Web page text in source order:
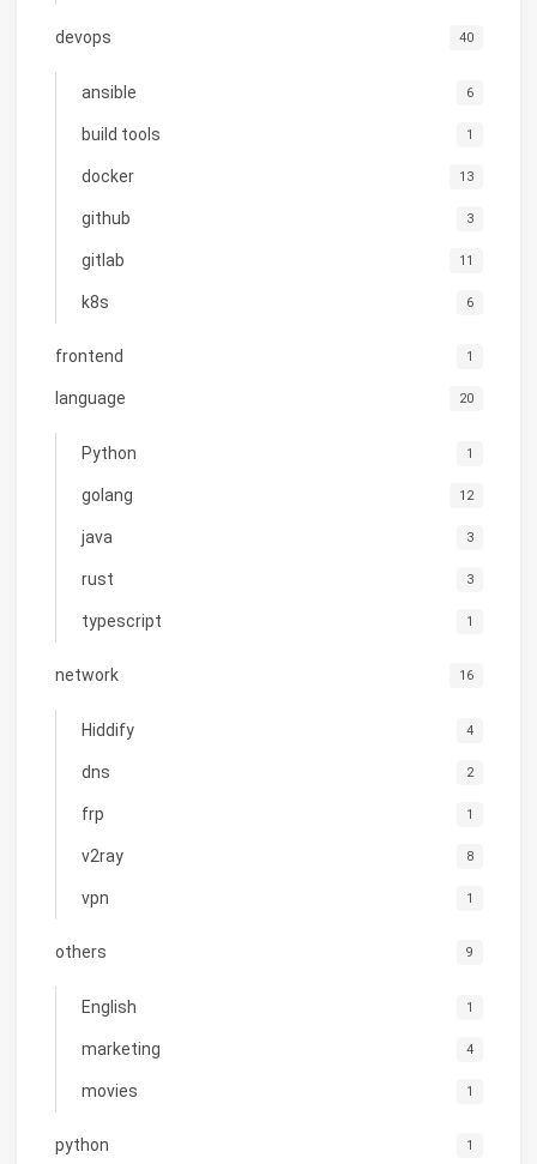
devops 40
ansible 6
build tools 1
docker 13
github 3
gitlab 11
k8s 6
frontend 1
language 20
Python 1
golang 12
java 3
rust 3
typescript 1
network 16
Hiddify 4
dns 2
frp 1
v2ray 8
vpn 1
others 9
English 1
marketing 4
movies 1
python 1